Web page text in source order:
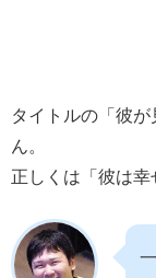
タイトルの「彼
ん。
正しくは「彼は幸